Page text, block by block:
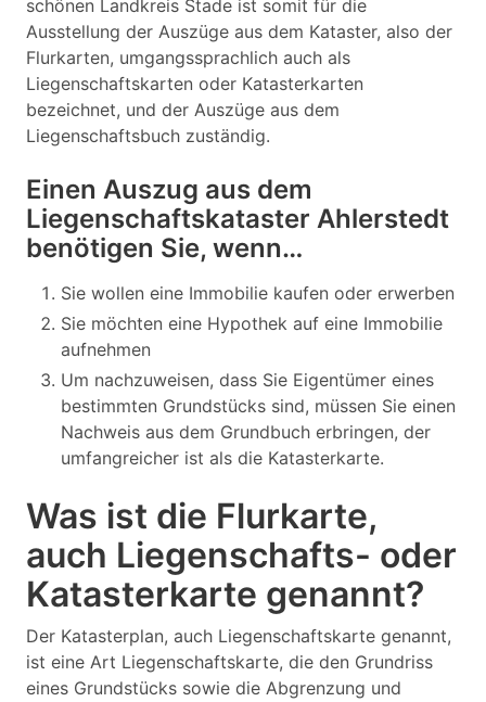
schönen Landkreis Stade ist somit für die
Ausstellung der Auszüge aus dem Kataster, also der
Flurkarten, umgangssprachlich auch als
Liegenschaftskarten oder Katasterkarten
bezeichnet, und der Auszüge aus dem
Liegenschaftsbuch zuständig.
Einen Auszug aus dem
Liegenschaftskataster Ahlerstedt
benötigen Sie, wenn…
Sie wollen eine Immobilie kaufen oder erwerben
Sie möchten eine Hypothek auf eine Immobilie
aufnehmen
Um nachzuweisen, dass Sie Eigentümer eines
bestimmten Grundstücks sind, müssen Sie einen
Nachweis aus dem Grundbuch erbringen, der
umfangreicher ist als die Katasterkarte.
Was ist die Flurkarte,
auch Liegenschafts- oder
Katasterkarte genannt?
Der Katasterplan, auch Liegenschaftskarte genannt,
ist eine Art Liegenschaftskarte, die den Grundriss
eines Grundstücks sowie die Abgrenzung und